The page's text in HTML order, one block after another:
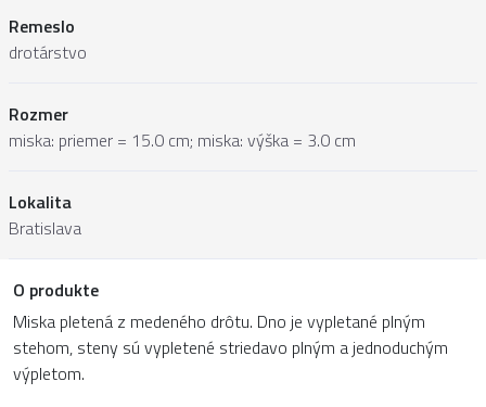
Remeslo
drotárstvo
Rozmer
miska: priemer = 15.0 cm; miska: výška = 3.0 cm
Lokalita
Bratislava
O produkte
Miska pletená z medeného drôtu. Dno je vypletané plným
stehom, steny sú vypletené striedavo plným a jednoduchým
výpletom.